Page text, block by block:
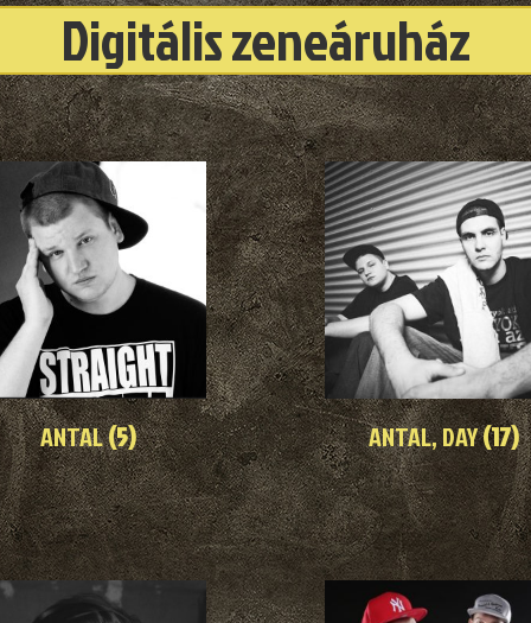
Digitális zeneáruház
ANTAL(5) ANTAL, DAY(17)